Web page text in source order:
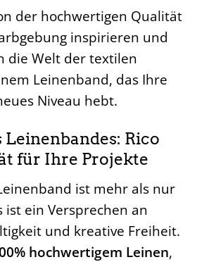
der hochwertigen Qualität
inspirieren und
die Welt der textilen
Leinenband, das Ihre
Niveau hebt.
Leinenbandes: Rico
für Ihre Projekte
ist mehr als nur
ist ein Versprechen an
und kreative Freiheit.
hochwertigem Leinen,